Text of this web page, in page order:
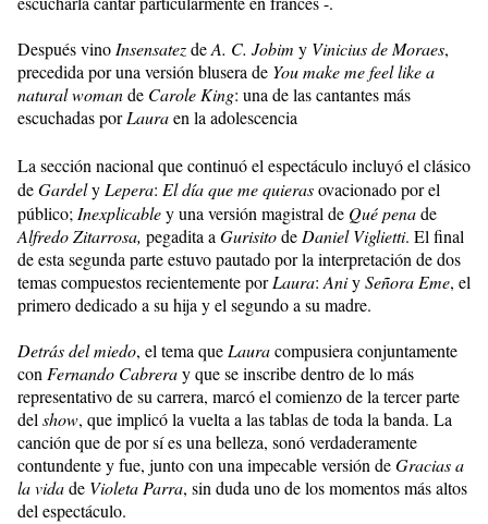
Después vinoInsensatezdeA. C. Jobim y Vinicius de Moraes,
precedida por una versión blusera de You make me feel like a
natural womande Carole King: una de las cantantes más
escuchadas porLauraen la adolescencia
La sección nacional que continuó el espectáculo incluyó el clásico
deGardelyLepera: El día que me quierasovacionado por el
público;Inexplicabley una versión magistral de Qué penade
Alfredo Zitarrosa, pegadita aGurisitodeDaniel Viglietti. El final
de esta segunda parte estuvo pautado por la interpretación de dos
temas compuestos recientemente porLaura:AniySeñora Eme, el
primero dedicado a su hija y el segundo a su madre.
Detrás del miedo, el tema queLauracompusiera conjuntamente
conFernando Cabreray que se inscribe dentro de lo más
representativo de su carrera, marcó el comienzo de la tercer parte
delshow, que implicó la vuelta a las tablas de toda la banda. La
canción que de por sí es una belleza, sonó verdaderamente
contundente y fue, junto con una impecable versión deGracias a
la vidade Violeta Parra, sin duda uno de los momentos más altos
del espectáculo.